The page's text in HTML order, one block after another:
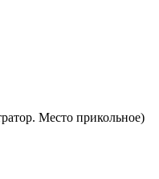
Место прикольное)